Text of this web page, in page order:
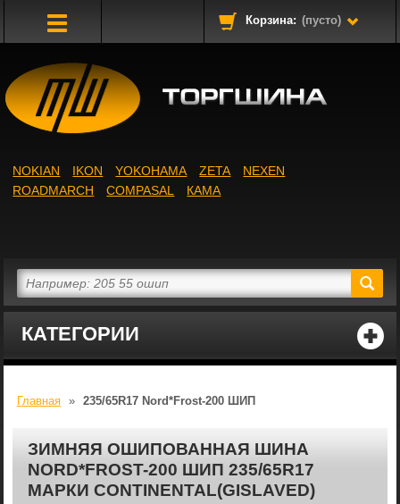
Корзина: (пусто)
КАТЕГОРИИ
NOKIAN IKON YOKOHAMA ZETA
NEXEN
ROADMARCH
COMPASAL КАМА
Главная » 235/65R17 Nord*Frost-200 ШИП
ЗИМНЯЯ ОШИПОВАННАЯ ШИНА
NORD*FROST-200 ШИП 235/65R17
МАРКИ CONTINENTAL(GISLAVED)